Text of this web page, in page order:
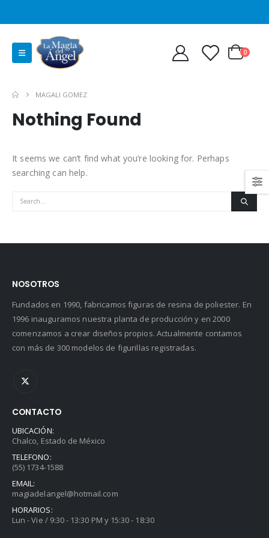
0
MAGALI GOMEZ
Nothing Found
It seems we can’t find what you’re looking for. Perhaps
searching can help.
NOSOTROS
Fundados en 1990, fabricamos figuras de resina de poliester. En
1996 inauguramos nuestra planta de producción y en 2000
comenzamos a crear diseños propios. Actualmente contamos
con más de 300 modelos de figurillas registradas.
CONTACTO
UBICACIÓN:
Chalco, Estado de México
TELEFONO:
(55) 1734-1588
EMAIL:
magiadelangel@hotmail.com
HORARIOS:
Lun - Vie / 9:30 - 13:30 PM y 15:30 - 18:30